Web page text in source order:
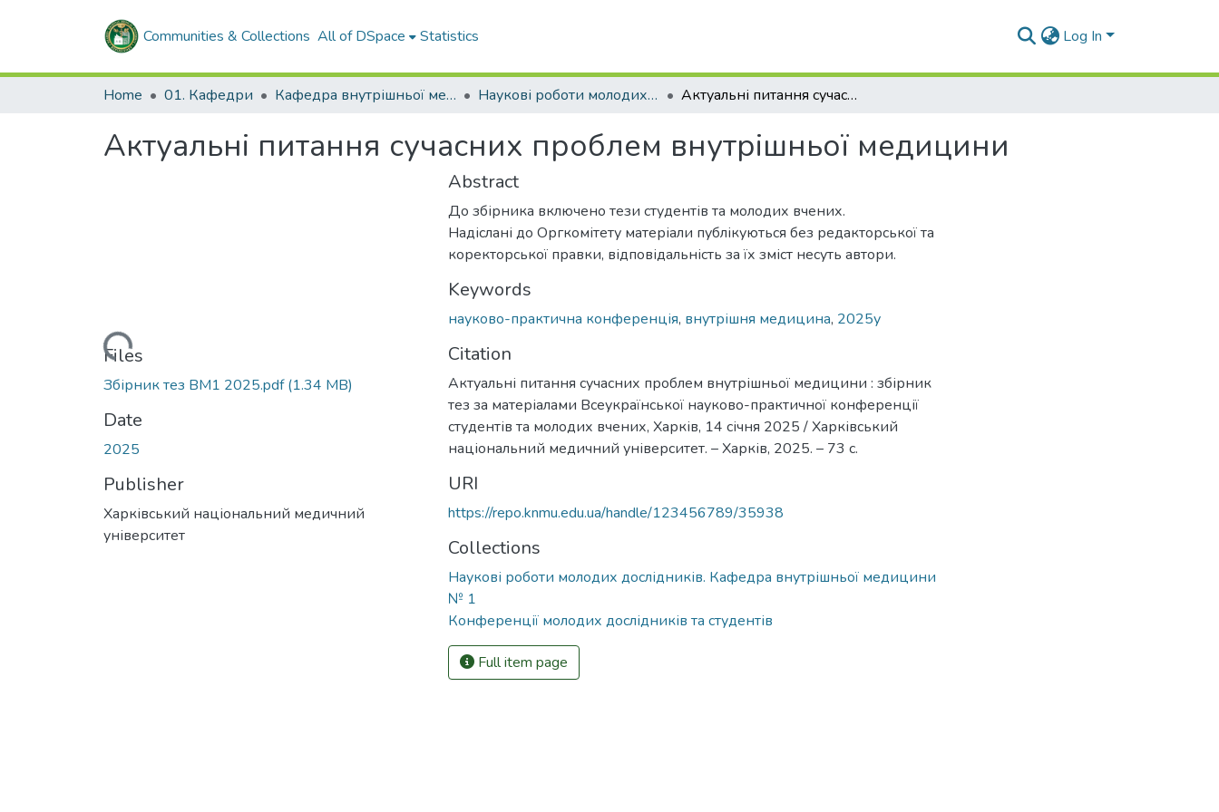
Communities & Collections All of DSpace Statistics Log In
Home 01. Кафедри Кафедра внутрішньої медицини № 1 Наукові роботи молодих дослідників. Кафедра внутрішньої медицини № 1 Актуальні питання сучасних проблем внутрішньої медицини
Актуальні питання сучасних проблем внутрішньої медицини
Loading...
Files
Збірник тез ВМ1 2025.pdf(1.34 MB)
Date
2025
Publisher
Харківський національний медичний
університет
Abstract
До збірника включено тези студентів та молодих вчених.
Надіслані до Оргкомітету матеріали публікуються без редакторської та
коректорської правки, відповідальність за їх зміст несуть автори.
Keywords
науково-практична конференція, внутрішня медицина, 2025у
Citation
Актуальні питання сучасних проблем внутрішньої медицини : збірник
тез за матеріалами Всеукраїнської науково-практичної конференції
студентів та молодих вчених, Харків, 14 січня 2025 / Харківський
національний медичний університет. – Харків, 2025. – 73 с.
URI
https://repo.knmu.edu.ua/handle/123456789/35938
Collections
Наукові роботи молодих дослідників. Кафедра внутрішньої медицини
№ 1
Конференції молодих дослідників та студентів
Full item page